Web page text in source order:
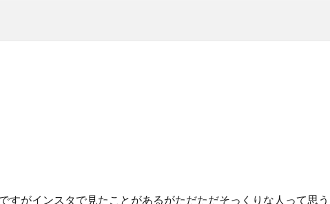
すがインスタで見たことがあるがただただそっくりな人って思う